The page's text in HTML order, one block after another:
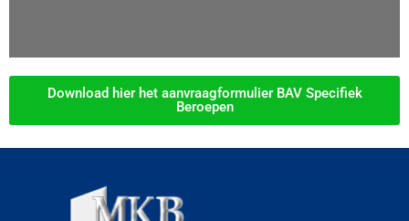
Download hier het aanvraagformulier BAV Specifiek
Beroepen